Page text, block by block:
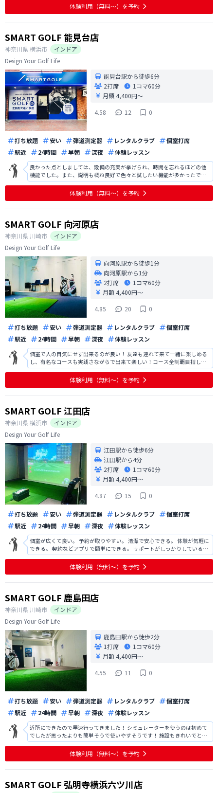
体験利用（無料〜）を予約
SMART GOLF 能見台店
神奈川県横浜市
インドア
Design Your Golf Life
能見台駅から徒歩6分
2打席
1コマ60分
月額 4,400円〜
4.58
12 0
打ち放題 安い 弾道測定器 レンタルクラブ
個室打席
駅近
24時間 早朝 深夜 体験レッスン
良かった点としましては、設備の充実が挙げられ、時間を忘れるほどの他
機能でした。また、説明も概ね良好で色々と試したい機能が多かったで
す。改善点としましては、駐車場の案内があればよかったです。また、地域
柄かもしれませんが、入会人数の割に夜の時間帯での予約が取りにくく、
練習を行いたい時間帯に予約が取りにく
体験利用（無料〜）を予約
SMART GOLF 向河原店
神奈川県 川崎市
インドア
Design Your Golf Life
向河原駅から徒歩1分
向河原駅から1分
2打席
1コマ60分
月額 4,400円〜
4.85
20 0
打ち放題 安い 弾道測定器 レンタルクラブ
個室打席
駅近
24時間 早朝 深夜 体験レッスン
個室で人の目気にせず出来るのが良い！ 友達も連れて来て一緒に楽しめる
し、有名なコースも実践さながらで出来て楽しい！コース全制覇目指しま
す💪
体験利用（無料〜）を予約
SMART GOLF 江田店
神奈川県横浜市
インドア
Design Your Golf Life
江田駅から徒歩6分
江田駅から4分
2打席
1コマ60分
月額 4,400円〜
4.87
15 0
打ち放題 安い 弾道測定器 レンタルクラブ
個室打席
駅近
24時間 早朝 深夜 体験レッスン
個室が広くて良い。 予約が取りやすい。 清潔で安心できる。 体験が気軽に
できる。 契約などアプリで簡単にできる。 サポートがしっかりしている。
ボール集めが手動で大変。 ティーの差し替えが大変。
体験利用（無料〜）を予約
SMART GOLF 鹿島田店
神奈川県 川崎市
インドア
Design Your Golf Life
鹿島田駅から徒歩2分
1打席
1コマ60分
月額 4,400円〜
4.55
11 0
打ち放題 安い 弾道測定器 レンタルクラブ
個室打席
駅近
24時間 早朝 深夜 体験レッスン
近所にできたので早速行ってきました！ シミュレーターを使うのは初めて
でしたが思ったよりも簡単そうで使いやすそうです！ 施設もきれいでとて
も快適です
体験利用（無料〜）を予約
SMART GOLF 弘明寺横浜六ツ川店